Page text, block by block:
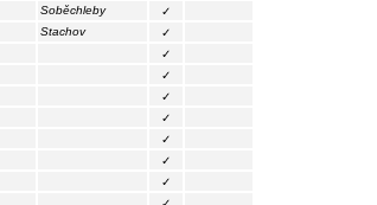
Soběchleby
✓
Stachov
✓
✓
✓
✓
✓
✓
✓
✓